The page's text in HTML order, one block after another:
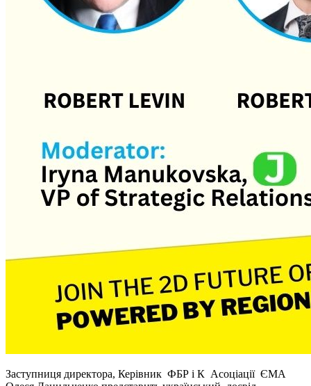
Заступниця директора, Керівник ФБР і К Асоціації ЄМА